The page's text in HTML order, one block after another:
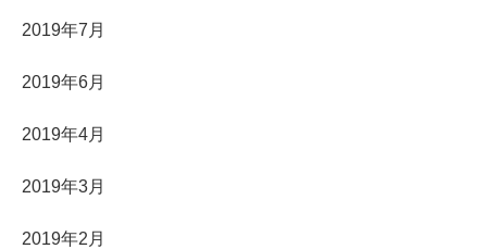
2019年7月
2019年6月
2019年4月
2019年3月
2019年2月